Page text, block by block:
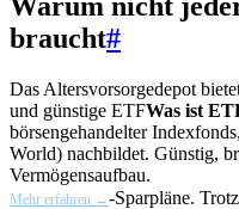
braucht#
Das Altersvorsorgedepot
und günstige ETFWas ist
börsengehandelter
World) nachbildet. Günstig,
Vermögensaufbau.
Mehr erfahren →-Sparpläne.